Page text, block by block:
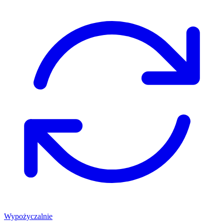
Wypożyczalnie